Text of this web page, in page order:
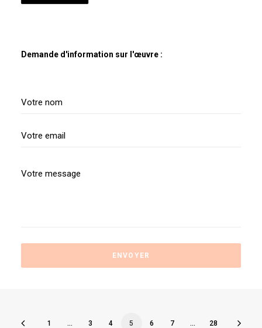
Demande d'information sur l'œuvre :
1 … 3 4 5 6 7 … 28